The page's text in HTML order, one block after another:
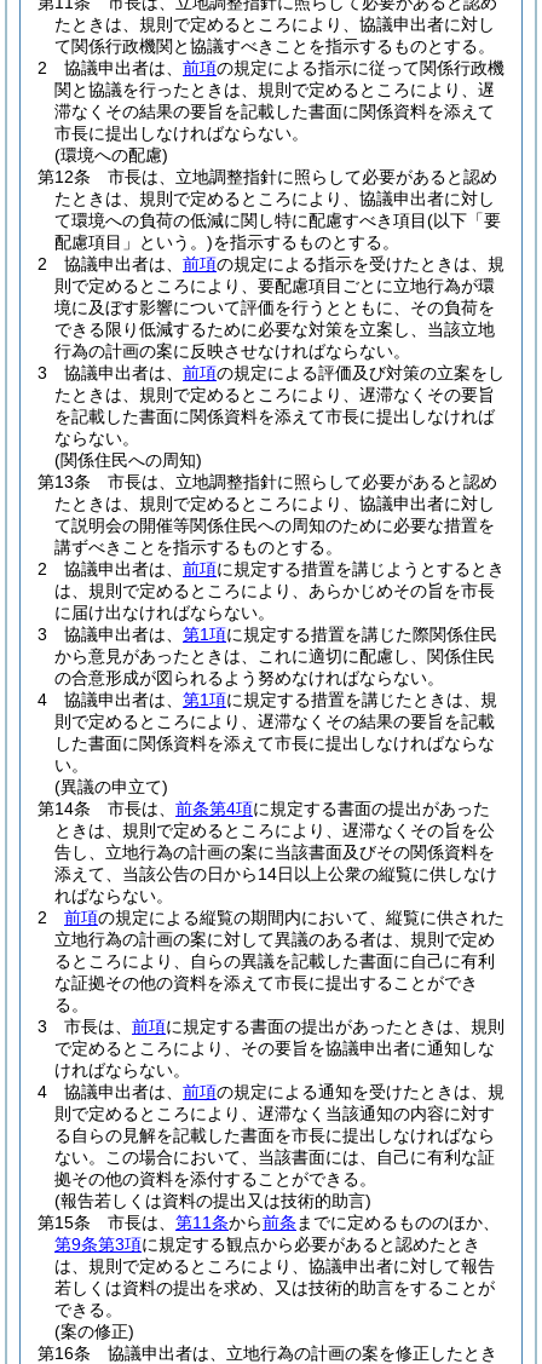
たときは、規則で定めるところにより、協議申出者に対し
て関係行政機関と協議すべきことを指示するものとする。
2
協議申出者は、 前項の規定による指示に従って関係行政機
関と協議を行ったときは、規則で定めるところにより、遅
滞なくその結果の要旨を記載した書面に関係資料を添えて
市長に提出しなければならない。
(環境への配慮)
第12条
市長は、立地調整指針に照らして必要があると認め
たときは、規則で定めるところにより、協議申出者に対し
て環境への負荷の低減に関し特に配慮すべき項目(以下「要
配慮項目」という。)を指示するものとする。
2
協議申出者は、 前項の規定による指示を受けたときは、規
則で定めるところにより、要配慮項目ごとに立地行為が環
境に及ぼす影響について評価を行うとともに、その負荷を
できる限り低減するために必要な対策を立案し、当該立地
行為の計画の案に反映させなければならない。
3
協議申出者は、 前項の規定による評価及び対策の立案をし
たときは、規則で定めるところにより、遅滞なくその要旨
を記載した書面に関係資料を添えて市長に提出しなければ
ならない。
(関係住民への周知)
第13条
市長は、立地調整指針に照らして必要があると認め
たときは、規則で定めるところにより、協議申出者に対し
て説明会の開催等関係住民への周知のために必要な措置を
講ずべきことを指示するものとする。
2
協議申出者は、 前項に規定する措置を講じようとするとき
は、規則で定めるところにより、あらかじめその旨を市長
に届け出なければならない。
3
協議申出者は、 第1項に規定する措置を講じた際関係住民
から意見があったときは、これに適切に配慮し、関係住民
の合意形成が図られるよう努めなければならない。
4
協議申出者は、 第1項に規定する措置を講じたときは、規
則で定めるところにより、遅滞なくその結果の要旨を記載
した書面に関係資料を添えて市長に提出しなければならな
い。
(異議の申立て)
第14条
市長は、 前条第4項に規定する書面の提出があった
ときは、規則で定めるところにより、遅滞なくその旨を公
告し、立地行為の計画の案に当該書面及びその関係資料を
添えて、当該公告の日から14日以上公衆の縦覧に供しなけ
ればならない。
2
前項の規定による縦覧の期間内において、縦覧に供された
立地行為の計画の案に対して異議のある者は、規則で定め
るところにより、自らの異議を記載した書面に自己に有利
な証拠その他の資料を添えて市長に提出することができ
る。
3
市長は、 前項に規定する書面の提出があったときは、規則
で定めるところにより、その要旨を協議申出者に通知しな
ければならない。
4
協議申出者は、 前項の規定による通知を受けたときは、規
則で定めるところにより、遅滞なく当該通知の内容に対す
る自らの見解を記載した書面を市長に提出しなければなら
ない。
この場合において、当該書面には、自己に有利な証
拠その他の資料を添付することができる。
(報告若しくは資料の提出又は技術的助言)
第15条
市長は、 第11条から前条 までに定めるもののほか、
第9条第3項に規定する観点から必要があると認めたとき
は、規則で定めるところにより、協議申出者に対して報告
若しくは資料の提出を求め、又は技術的助言をすることが
できる。
(案の修正)
第16条
協議申出者は、立地行為の計画の案を修正したとき